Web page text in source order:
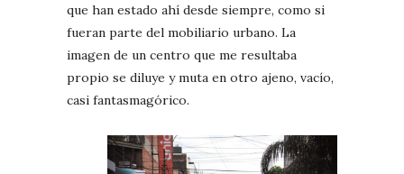
que han estado ahí desde siempre, como si
fueran parte del mobiliario urbano. La
imagen de un centro que me resultaba
propio se diluye y muta en otro ajeno, vacío,
casi fantasmagórico.